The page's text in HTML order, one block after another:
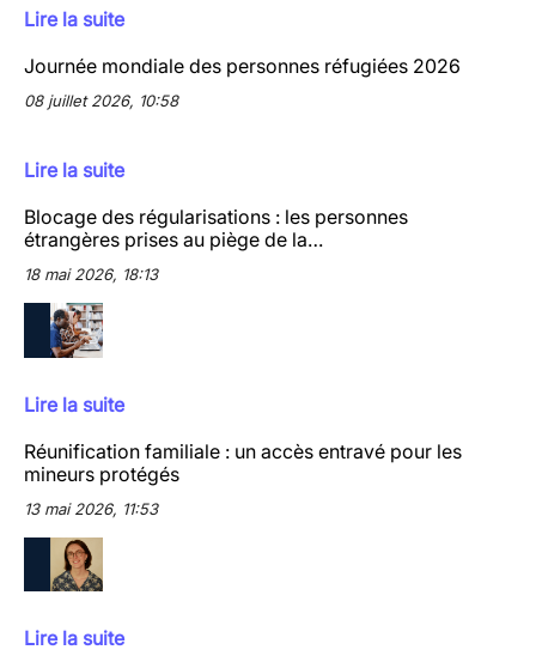
Lire la suite
Journée mondiale des personnes réfugiées 2026
08 juillet 2026, 10:58
Lire la suite
Blocage des régularisations : les personnes
étrangères prises au piège de la…
18 mai 2026, 18:13
Lire la suite
Réunification familiale : un accès entravé pour les
mineurs protégés
13 mai 2026, 11:53
Lire la suite